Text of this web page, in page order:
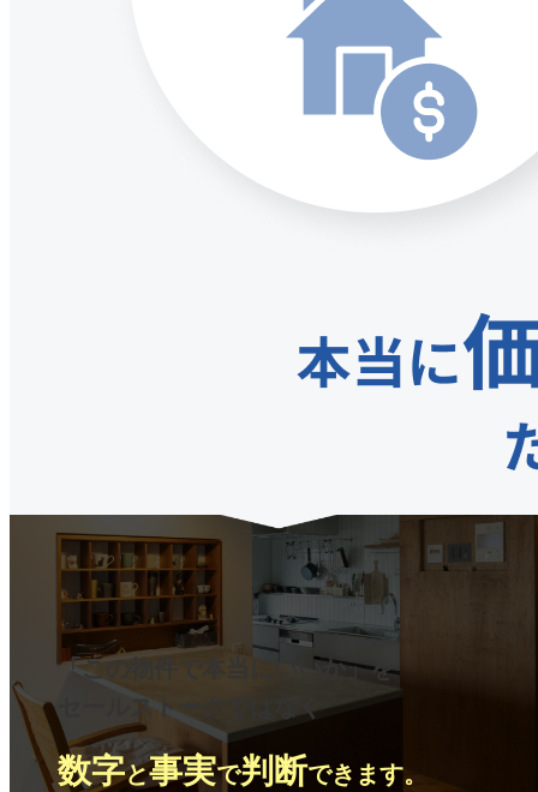
「この物件で本当にいいか」を
セールストークではなく
数字と事実で判断できます。